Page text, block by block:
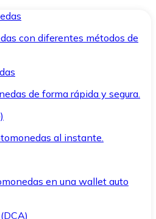
con diferentes métodos de
de forma rápida y segura.
al instante.
en una wallet auto